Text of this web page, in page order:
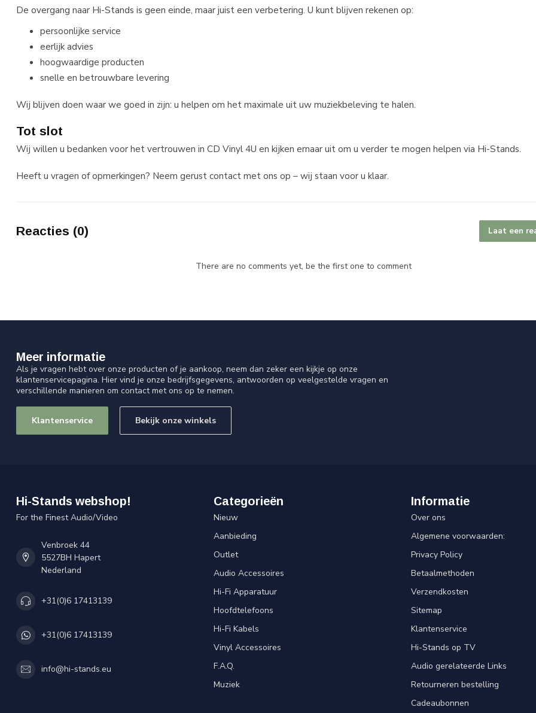
De overgang naar Hi-Stands is geen einde, maar juist een verbetering. U kunt blijven rekenen op:
persoonlijke service
eerlijk advies
hoogwaardige producten
snelle en betrouwbare levering
Wij blijven doen waar we goed in zijn: u helpen om het maximale uit uw muziekbeleving te halen.
Tot slot
Wij willen u bedanken voor het vertrouwen in CD Vinyl 4U en kijken ernaar uit om u verder te mogen helpen via Hi-Stands.
Heeft u vragen of opmerkingen? Neem gerust contact met ons op – wij staan voor u klaar.
Reacties (0) Laat een
There are no comments yet, be the first one to comment
Meer informatie
Als je vragen hebt over onze producten of je aankoop, neem dan zeker een kijkje op onze
klantenservicepagina. Hier vind je onze bedrijfsgegevens, antwoorden op veelgestelde vragen en
verschillende manieren om contact met ons op te nemen.
Klantenservice Bekijk onze winkels
Hi-Stands webshop!
For the Finest Audio/Video
Venbroek 44
5527BH Hapert
Nederland
+31(0)6 17413139
+31(0)6 17413139
info@hi-stands.eu
Categorieën
Nieuw
Aanbieding
Outlet
Audio Accessoires
Hi-Fi Apparatuur
Hoofdtelefoons
Hi-Fi Kabels
Vinyl Accessoires
F.A.Q.
Muziek
Informatie
Over ons
Algemene voorwaarden:
Privacy Policy
Betaalmethoden
Verzendkosten
Sitemap
Klantenservice
Hi-Stands op TV
Audio gerelateerde Links
Retourneren bestelling
Cadeaubonnen